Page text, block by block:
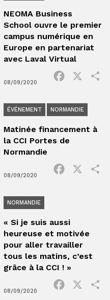
NEOMA Business
School ouvre le premier
campus numérique en
Europe en partenariat
avec Laval Virtual
08/09/2020
Facebook
ÉVÉNEMENT NORMANDIE
Matinée financement à
la CCI Portes de
Normandie
08/09/2020
Facebook
NORMANDIE
« Si je suis aussi
heureuse et motivée
pour aller travailler
tous les matins, c’est
grâce à la CCI ! »
08/09/2020
Facebook